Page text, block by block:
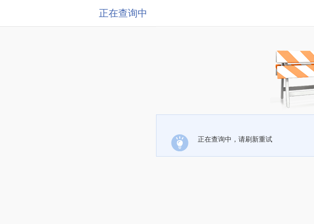
正在查询中
正在查询中，请刷新重试